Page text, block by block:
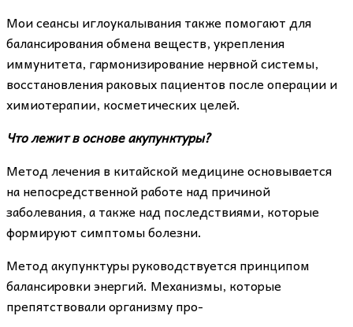
Мои сеансы иглоукалывания также помогают для
балансирования обмена веществ, укрепления
иммунитета, гармонизирование нервной системы,
восстановления раковых пациентов после операции и
химиотерапии, косметических целей.
Что лежит в основе акупунктуры?
Метод лечения в китайской медицине основывается
на непосредственной работе над причиной
заболевания, а также над последствиями, которые
формируют симптомы болезни.
Метод акупунктуры руководствуется принципом
балансировки энергий. Механизмы, которые
препятствовали организму про-